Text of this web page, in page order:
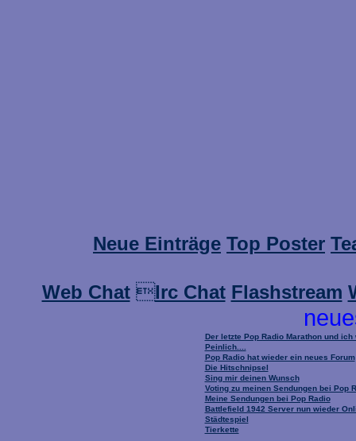
Neue Einträge Top Poster
Web ChatIrc Chat Flashstream
Der letzte Pop Radio Marathon und
Peinlich....
Pop Radio hat wieder ein neues Forum
Die Hitschnipsel
Sing mir deinen Wunsch
Voting zu meinen Sendungen bei Pop
Meine Sendungen bei Pop Radio
Battlefield 1942 Server nun wieder
Städtespiel
Tierkette